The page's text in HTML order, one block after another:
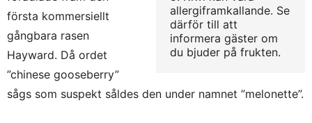
allergiframkallande. Se
därför till att
informera gäster om
du bjuder på frukten.
första kommersiellt
gångbara rasen
Hayward. Då ordet
”chinese gooseberry”
sågs som suspekt såldes den under namnet ”melonette”.